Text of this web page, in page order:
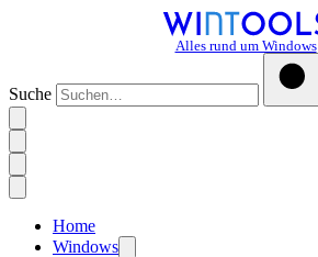
Alles rund um Windows
Suche
Home
Windows